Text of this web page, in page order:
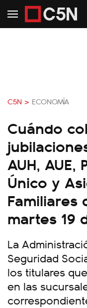
C5N > ECONOMÍA
Cuándo
AUH, AUE,
Único y
Familiares
martes 19
La
Seguridad
los titulares
en las